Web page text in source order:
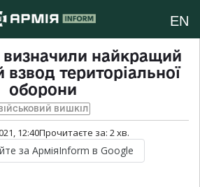
EN
найкращий
взвод територіальної
оборони
ВІЙСЬКОВИЙ ВИШКІЛ
12:40Прочитаєте за: 2хв.
за АрміяInform в Google